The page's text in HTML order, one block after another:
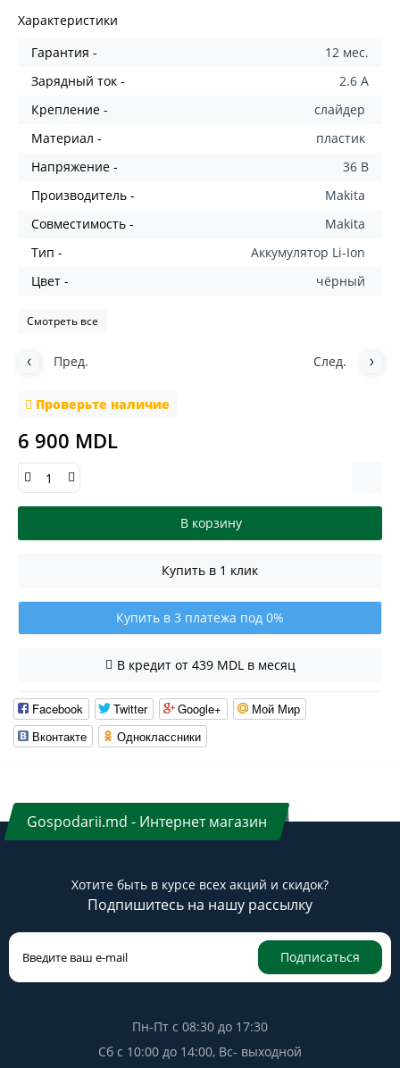
Характеристики
Гарантия -
12 мес.
Зарядный ток -
2.6 А
Крепление -
слайдер
Материал -
пластик
Напряжение -
36 В
Производитель -
Makita
Совместимость -
Makita
Тип -
Аккумулятор Li-Ion
Цвет -
чёрный
Смотреть все
Пред. След.
Проверьте наличие
6 900 MDL
В корзину
Купить в 1 клик
Купить в 3 платежа под 0%
В кредит от 439 MDL в месяц
Facebook Twitter Google+
Мой Мир
Вконтакте
Одноклассники
Gospodarii.md - Интернет магазин
Хотите быть в курсе всех акций и скидок?
Подпишитесь на нашу рассылку
Подписаться
Пн-Пт с 08:30 до 17:30
Сб с 10:00 до 14:00, Вс- выходной